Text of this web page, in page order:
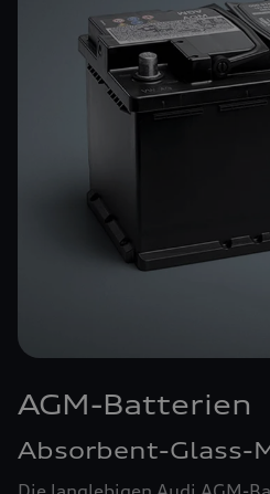
AGM-Batterien
Absorbent-Glass-